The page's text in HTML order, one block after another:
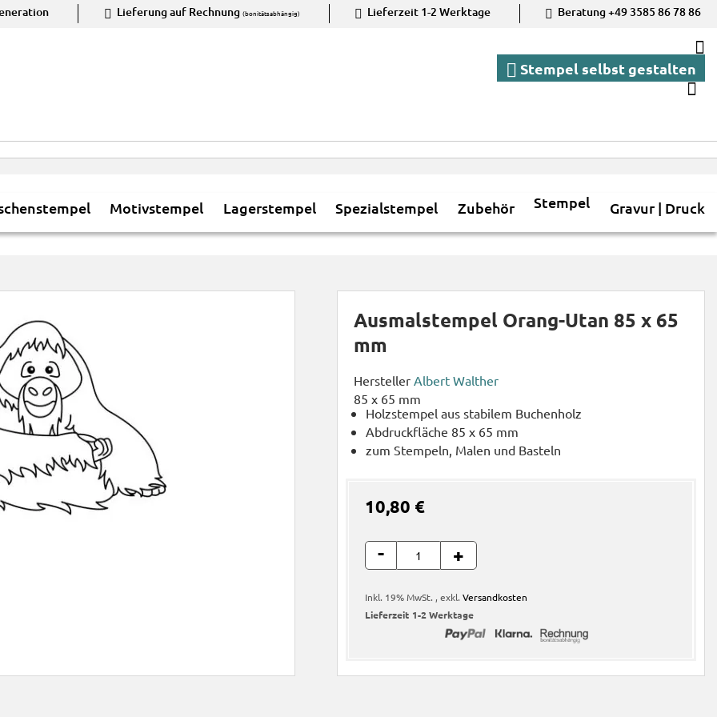
Lieferung auf Rech­nung (bonitätsabhängig) Liefer­zeit 1-2 Werk­tage Bera­tung +49 3585 86 78 86
Stempel selbst gestalten
Motivstempel Lagerstempel Spezialstempel Zubehör Stempel Gravur | Druck
Ausmalstempel Orang-Utan 85 x 65
mm
HerstellerAlbert Walther
85 x 65 mm
Holzstempel aus stabilem Buchenholz
Abdruckfläche 85 x 65 mm
zum Stempeln, Malen und Basteln
10,80 €
- +
Inkl. 19% MwSt. ,exkl.Versandkosten
Lieferzeit 1-2 Werktage